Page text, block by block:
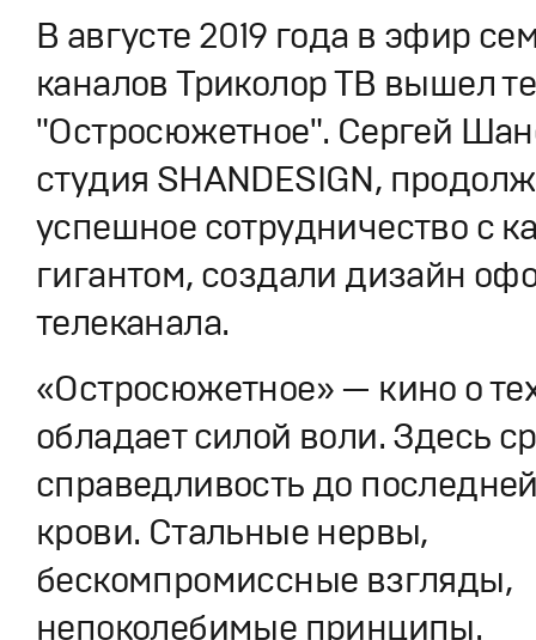
В августе 2019 года в эфир
каналов Триколор ТВ вышел
"Остросюжетное". Сергей
студия SHANDESIGN,
успешное сотрудничество с
гигантом, создали дизайн
телеканала.
«Остросюжетное» — кино о
обладает силой воли. Здесь
справедливость до
крови. Стальные нервы,
бескомпромиссные взгляды,
непоколебимые принципы.